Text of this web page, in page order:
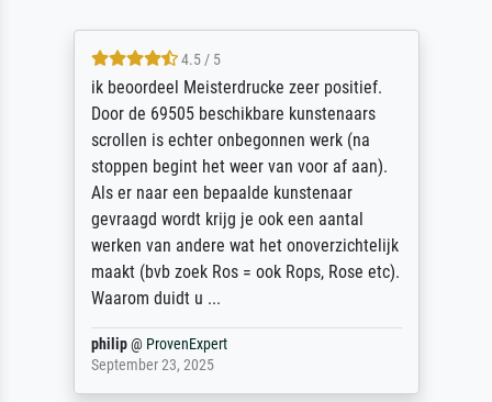
4.5 / 5
ik beoordeel Meisterdrucke zeer positief.
Door de 69505 beschikbare kunstenaars
scrollen is echter onbegonnen werk (na
stoppen begint het weer van voor af aan).
Als er naar een bepaalde kunstenaar
gevraagd wordt krijg je ook een aantal
werken van andere wat het onoverzichtelijk
maakt (bvb zoek Ros = ook Rops, Rose etc).
Waarom duidt u ...
philip@ ProvenExpert
September 23, 2025